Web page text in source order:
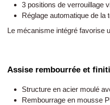
3 positions de verrouillage
Réglage automatique de la
Le mécanisme intégré favorise
Assise rembourrée et
Structure en acier moulé
Rembourrage en mousse